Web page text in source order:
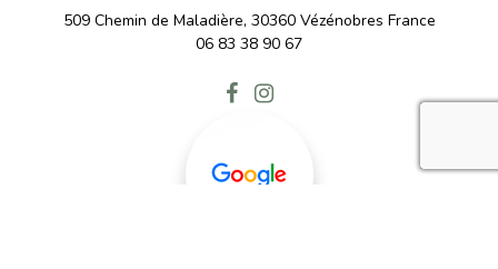
509 Chemin de Maladière, 30360 Vézénobres France
06 83 38 90 67